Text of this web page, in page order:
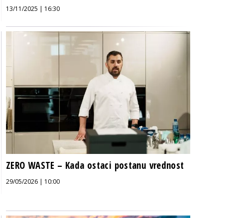
13/11/2025 | 16:30
ZERO WASTE – Kada ostaci postanu vrednost
29/05/2026 | 10:00